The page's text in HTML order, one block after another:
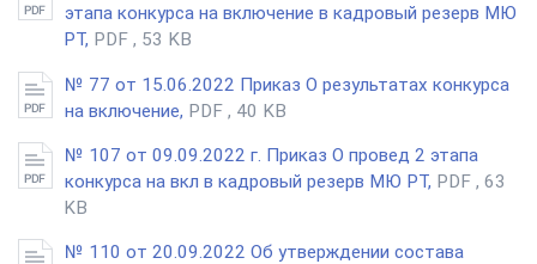
этапа конкурса на включение в кадровый резерв МЮ
РТ, PDF , 53 KB
№ 77 от 15.06.2022 Приказ О результатах конкурса
на включение, PDF , 40 KB
№ 107 от 09.09.2022 г. Приказ О провед 2 этапа
конкурса на вкл в кадровый резерв МЮ РТ, PDF , 63
KB
№ 110 от 20.09.2022 Об утверждении состава